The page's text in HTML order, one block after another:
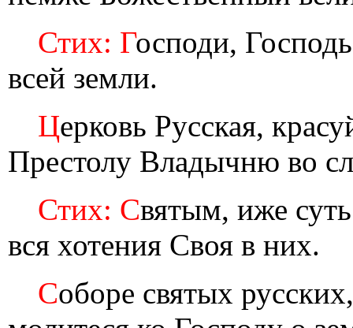
Стих: Господи,
всей земли.
Церковь Русская,
Престолу Владычню во
Стих: Святым, иже
вся хотения Своя в них.
Соборе святых